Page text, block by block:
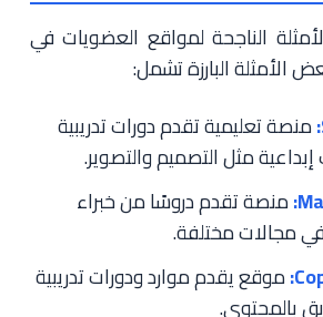
الناجحة لمواقع العضويات في
الأمثلة البارزة تشمل:
منصة تعليمية تقدم دورات تدريبية
مثل التصميم والتصوير.
منصة تقدم دروسًا من خبراء
مجالات مختلفة.
موقع يقدم موارد ودورات تدريبية
بالمحتوى.